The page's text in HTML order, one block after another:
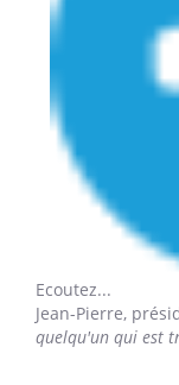
Ecoutez...
Jean-Pierre,
quelqu'un qui est